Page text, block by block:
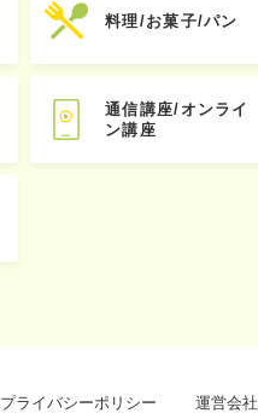
料理/お菓子/パン
通信講座/オンライ
ン講座
プライバシーポリシー 運営会社